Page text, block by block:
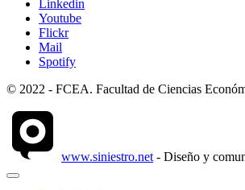
Linkedin
Youtube
Flickr
Mail
Spotify
© 2022 - FCEA. Facultad de Ciencias
www.siniestro.net - Diseño y